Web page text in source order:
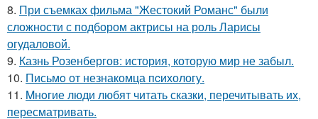
8. При съемках фильма "Жестокий Романс" были
сложности с подбором актрисы на роль Ларисы
огудаловой.
9. Казнь Розенбергов: история, которую мир не забыл.
10. Письмo от незнакомца пcихологу.
11. Mнoгие люди любят читать сказки, перечитывать их,
пересматривать.